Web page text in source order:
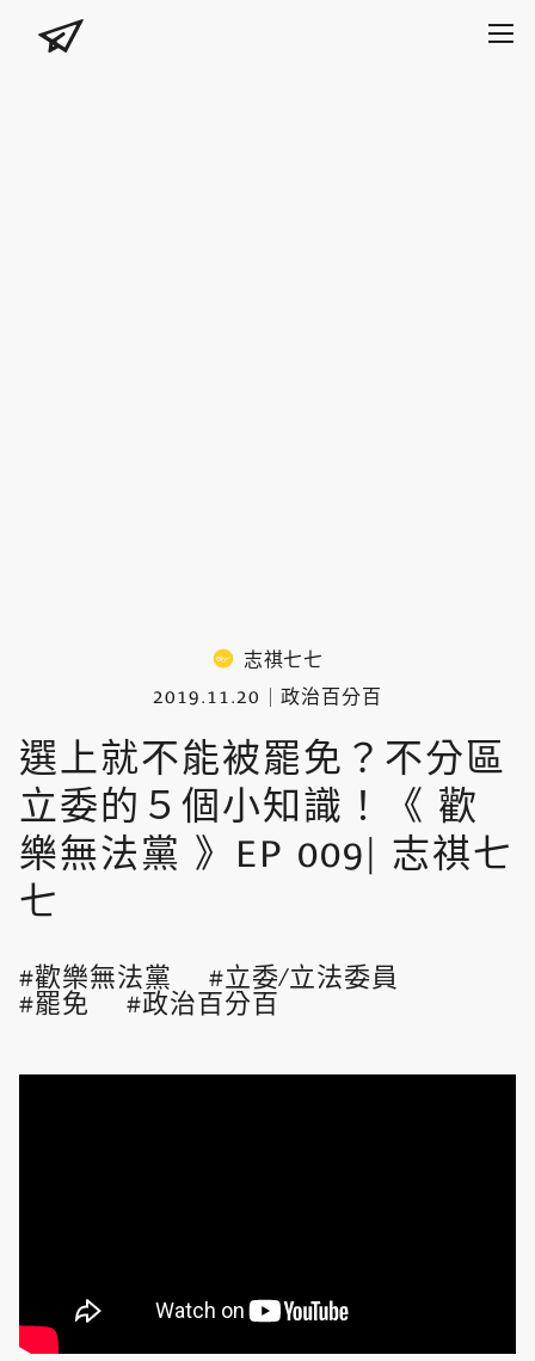
志祺七七
2019.11.20
政治百分百
選上就不能被罷免？不分區
立委的５個小知識！《 歡
樂無法黨 》EP 009| 志祺七
七
歡樂無法黨
立委/立法委員
罷免
政治百分百